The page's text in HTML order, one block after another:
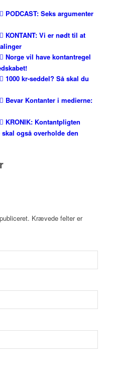
PODCAST: Seks argumenter
KONTANT: Vi er nødt til at
Norge vil have kontantregel
1000 kr-seddel? Så skal du
Bevar Kontanter i medierne:
KRONIK: Kontant­pligten
også overholde den
Krævede felter er